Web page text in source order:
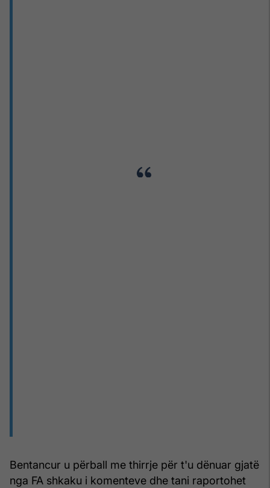
Bentancur u përball me thirrje për t'u dënuar gjatë
nga FA shkaku i komenteve dhe tani raportohet